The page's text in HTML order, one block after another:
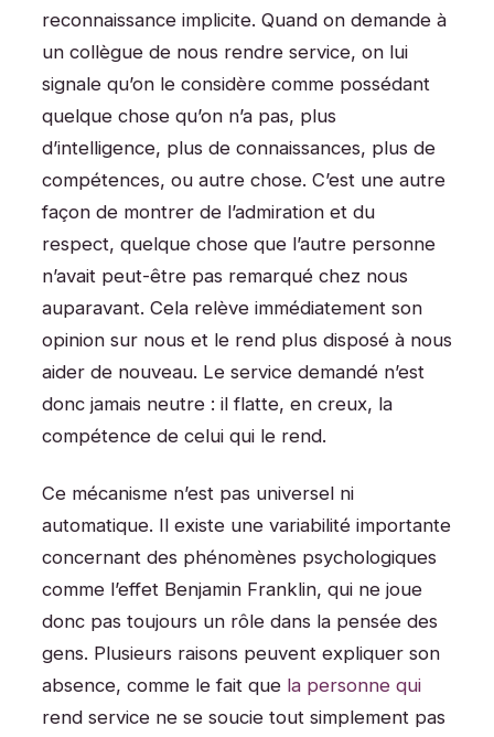
reconnaissance implicite. Quand on demande à
un collègue de nous rendre service, on lui
signale qu’on le considère comme possédant
quelque chose qu’on n’a pas, plus
d’intelligence, plus de connaissances, plus de
compétences, ou autre chose. C’est une autre
façon de montrer de l’admiration et du
respect, quelque chose que l’autre personne
n’avait peut-être pas remarqué chez nous
auparavant. Cela relève immédiatement son
opinion sur nous et le rend plus disposé à nous
aider de nouveau. Le service demandé n’est
donc jamais neutre : il flatte, en creux, la
compétence de celui qui le rend.
Ce mécanisme n’est pas universel ni
automatique. Il existe une variabilité importante
concernant des phénomènes psychologiques
comme l’effet Benjamin Franklin, qui ne joue
donc pas toujours un rôle dans la pensée des
gens. Plusieurs raisons peuvent expliquer son
absence, comme le fait que la personne qui
rend service ne se soucie tout simplement pas